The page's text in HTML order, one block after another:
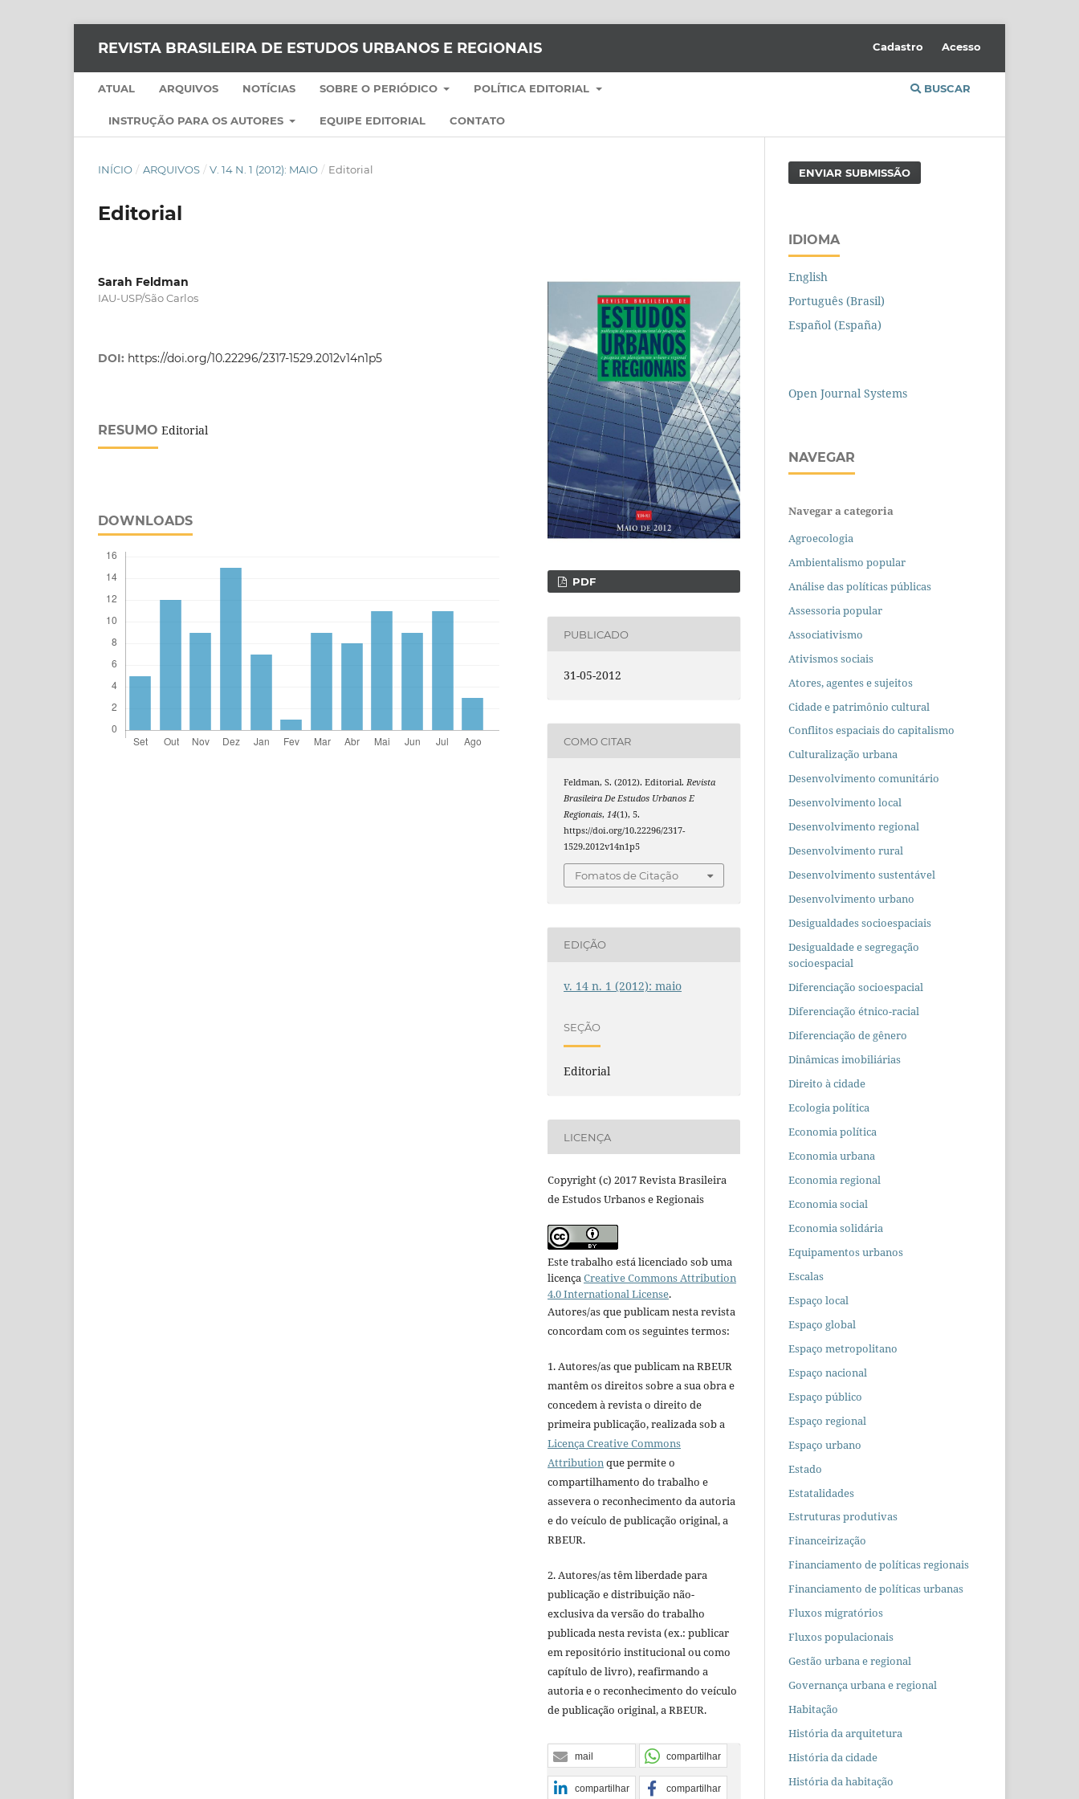
REVISTA BRASILEIRA DE ESTUDOS URBANOS E REGIONAIS
ATUAL ARQUIVOS NOTÍCIAS SOBRE O PERIÓDICO POLÍTICA EDITORIAL
INSTRUÇÃO PARA OS AUTORES EQUIPE EDITORIAL CONTATO
BUSCAR
Cadastro Acesso
INÍCIO / ARQUIVOS / V. 14 N. 1 (2012): MAIO / Editorial
Editorial
Sarah Feldman
IAU-USP/São Carlos
DOI: https://doi.org/10.22296/2317-1529.2012v14n1p5
RESUMO Editorial
DOWNLOADS
PDF
PUBLICADO
31-05-2012
COMO CITAR
Feldman, S. (2012). Editorial.Revista
Brasileira De Estudos Urbanos E
Regionais,14(1), 5.
https://doi.org/10.22296/2317-
1529.2012v14n1p5
Fomatos de Citação
EDIÇÃO
v. 14 n. 1 (2012): maio
SEÇÃO
Editorial
LICENÇA
Copyright (c) 2017 Revista Brasileira
de Estudos Urbanos e Regionais
Este trabalho está licenciado sob uma
licençaCreative Commons Attribution
4.0 International License.
Autores/as que publicam nesta revista
concordam com os seguintes termos:
1. Autores/as que publicam na RBEUR
mantêm os direitos sobre a sua obra e
concedem à revista o direito de
primeira publicação, realizada sob a
Licença Creative Commons
Attributionque permite o
compartilhamento do trabalho e
assevera o reconhecimento da autoria
e do veículo de publicação original, a
RBEUR.
2. Autores/as têm liberdade para
publicação e distribuição não-
exclusiva da versão do trabalho
publicada nesta revista (ex.: publicar
em repositório institucional ou como
capítulo de livro), reafirmando a
autoria e o reconhecimento do veículo
de publicação original, a RBEUR.
mail compartilhar
compartilhar compartilhar
ENVIAR SUBMISSÃO
IDIOMA
English
Português (Brasil)
Español (España)
Open Journal Systems
NAVEGAR
Navegar a categoria
Agroecologia
Ambientalismo popular
Análise das políticas públicas
Assessoria popular
Associativismo
Ativismos sociais
Atores, agentes e sujeitos
Cidade e patrimônio cultural
Conflitos espaciais do capitalismo
Culturalização urbana
Desenvolvimento comunitário
Desenvolvimento local
Desenvolvimento regional
Desenvolvimento rural
Desenvolvimento sustentável
Desenvolvimento urbano
Desigualdades socioespaciais
Desigualdade e segregação
socioespacial
Diferenciação socioespacial
Diferenciação étnico-racial
Diferenciação de gênero
Dinâmicas imobiliárias
Direito à cidade
Ecologia política
Economia política
Economia urbana
Economia regional
Economia social
Economia solidária
Equipamentos urbanos
Escalas
Espaço local
Espaço global
Espaço metropolitano
Espaço nacional
Espaço público
Espaço regional
Espaço urbano
Estado
Estatalidades
Estruturas produtivas
Financeirização
Financiamento de políticas regionais
Financiamento de políticas urbanas
Fluxos migratórios
Fluxos populacionais
Gestão urbana e regional
Governança urbana e regional
Habitação
História da arquitetura
História da cidade
História da habitação